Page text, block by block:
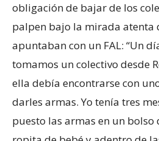
obligación de bajar de los
palpen bajo la mirada atenta
apuntaban con un FAL: “Un
tomamos un colectivo desde
ella debía encontrarse con
darles armas. Yo tenía tres
puesto las armas en un bolso